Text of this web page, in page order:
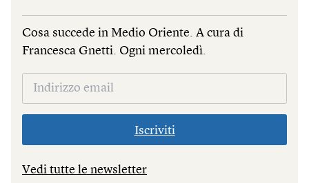
Cosa succede in Medio Oriente. A cura di
Francesca Gnetti. Ogni mercoledì.
Iscriviti
Vedi tutte le newsletter